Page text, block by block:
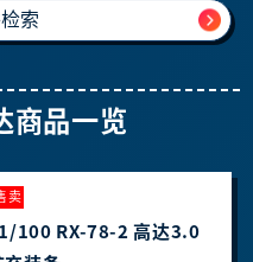
商品一览
卖
100 RX-78-2 高达3.0